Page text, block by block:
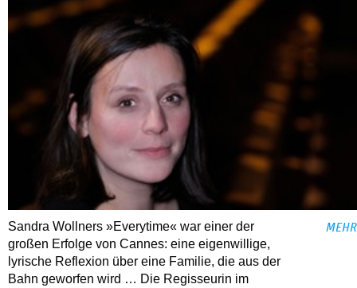
Sandra Wollners »Everytime« war einer der
großen Erfolge von Cannes: eine eigenwillige,
lyrische Reflexion über eine ­Familie, die aus der
Bahn geworfen wird … Die Regisseurin im
MEHR